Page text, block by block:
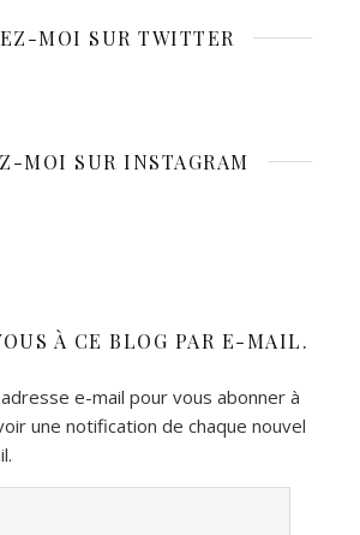
MOI SUR TWITTER
MOI SUR INSTAGRAM
À CE BLOG PAR E-MAIL.
e-mail pour vous abonner à
une notification de chaque nouvel